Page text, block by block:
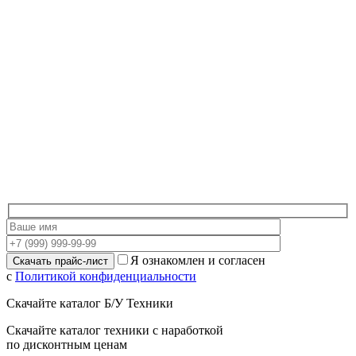
Я ознакомлен и согласен
с Политикой конфиденциальности
Скачайте каталог Б/У Техники
Скачайте каталог техники с наработкой
по дисконтным ценам